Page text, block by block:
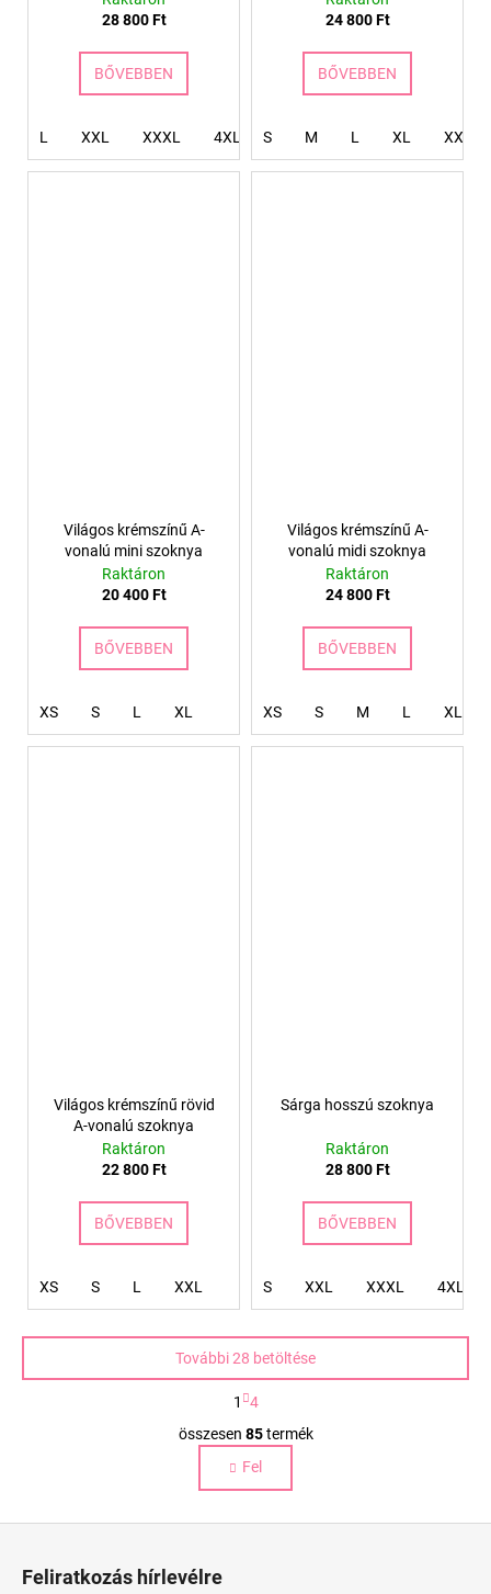
28 800 Ft
BŐVEBBEN
L XXL XXXL 4XL
24 800 Ft
BŐVEBBEN
S M L XL XXL
Világos krémszínű A-
vonalú mini szoknya
Raktáron
20 400 Ft
BŐVEBBEN
XS S L XL
Világos krémszínű A-
vonalú midi szoknya
Raktáron
24 800 Ft
BŐVEBBEN
XS S M L XL
Világos krémszínű rövid
A-vonalú szoknya
Raktáron
22 800 Ft
BŐVEBBEN
XS S L XXL
Sárga hosszú szoknya
Raktáron
28 800 Ft
BŐVEBBEN
S XXL XXXL 4XL
L
i
s
t
a
További 28 betöltése
L
a
p
o
z
á
1
4
összesen 85termék
Fel
Feliratkozás hírlevélre